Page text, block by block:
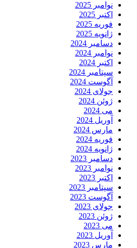
نوامبر 2025
اکتبر 2025
فوریه 2025
ژانویه 2025
دسامبر 2024
نوامبر 2024
اکتبر 2024
سپتامبر 2024
آگوست 2024
جولای 2024
ژوئن 2024
می 2024
آوریل 2024
مارس 2024
فوریه 2024
ژانویه 2024
دسامبر 2023
نوامبر 2023
اکتبر 2023
سپتامبر 2023
آگوست 2023
جولای 2023
ژوئن 2023
می 2023
آوریل 2023
مارس 2023